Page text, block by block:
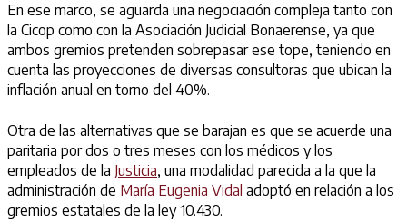
En ese marco, se aguarda una negociación compleja tanto con
la Cicop como con la Asociación Judicial Bonaerense, ya que
ambos gremios pretenden sobrepasar ese tope, teniendo en
cuenta las proyecciones de diversas consultoras que ubican la
inflación anual en torno del 40%.
Otra de las alternativas que se barajan es que se acuerde una
paritaria por dos o tres meses con los médicos y los
empleados de la Justicia, una modalidad parecida a la que la
administración de María Eugenia Vidal adoptó en relación a los
gremios estatales de la ley 10.430.